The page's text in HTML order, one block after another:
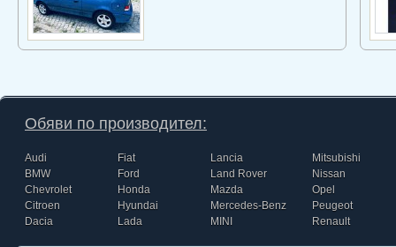
Обяви по производител:
Audi
BMW
Chevrolet
Citroen
Dacia
Fiat
Ford
Honda
Hyundai
Lada
Lancia
Land Rover
Mazda
Mercedes-Benz
MINI
Mitsubishi
Nissan
Opel
Peugeot
Renault